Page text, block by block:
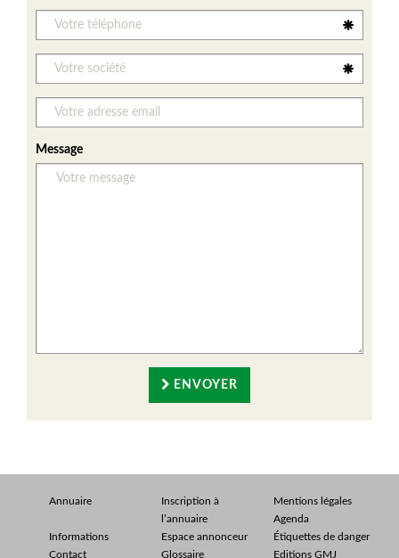
Message
ENVOYER
Annuaire
Inscription à
l’annuaire
Mentions légales
Agenda
Informations
Espace annonceur
Étiquettes de danger
Contact
Glossaire Editions GMJ